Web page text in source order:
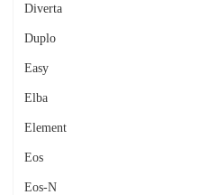
Diverta
Duplo
Easy
Elba
Element
Eos
Eos-N